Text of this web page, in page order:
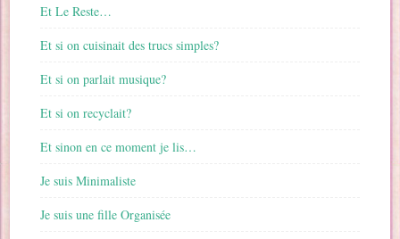
Et Le Reste…
Et si on cuisinait des trucs simples?
Et si on parlait musique?
Et si on recyclait?
Et sinon en ce moment je lis…
Je suis Minimaliste
Je suis une fille Organisée